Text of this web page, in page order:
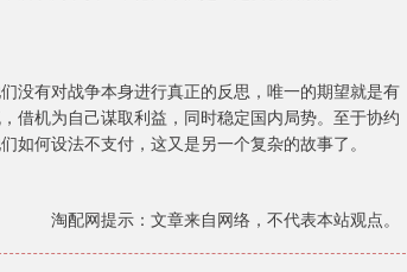
没有对战争本身进行真正的反思，唯一的期望就是有
借机为自己谋取利益，同时稳定国内局势。至于协约
何设法不支付，这又是另一个复杂的故事了。
淘配网提示：文章来自网络，不代表本站观点。